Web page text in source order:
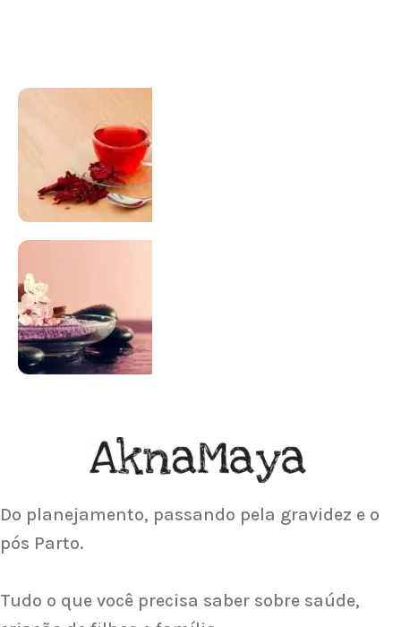
Para antes e depois de engravidar
Saiba Mais
Acupuntura focada para Fertilidade e
Gravidez
Saiba Mais
Do planejamento, passando pela gravidez e o
pós Parto.
Tudo o que você precisa saber sobre saúde,